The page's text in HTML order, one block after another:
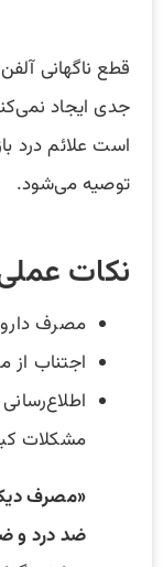
جدی ایجاد
است علائم درد
توصیه می‌شود.
نکات
مصرف دارو
اجتناب
مشکلات
«مصرف
ضد درد و